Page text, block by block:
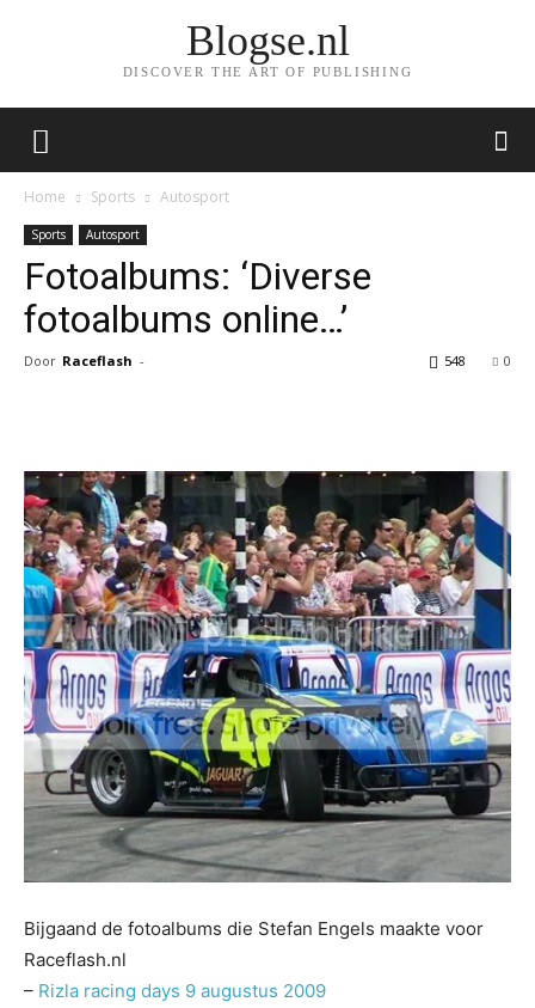
Blogse.nl
DISCOVER THE ART OF PUBLISHING
Home Sports Autosport
Sports Autosport
Fotoalbums: ‘Diverse
fotoalbums online…’
Door Raceflash - 0
548
Bijgaand de fotoalbums die Stefan Engels maakte voor
Raceflash.nl
– Rizla racing days 9 augustus 2009